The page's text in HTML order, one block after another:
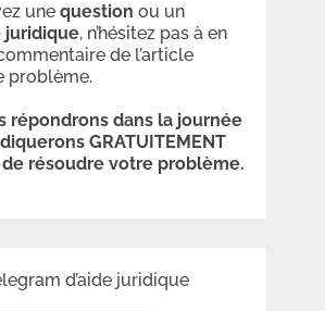
une question ou un
juridique, n’hésitez pas à en
de l’article
problème.
répondrons dans la journée
GRATUITEMENT
résoudre votre problème.
d’aide juridique